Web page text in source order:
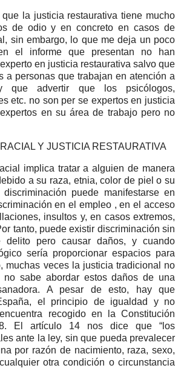
la justicia restaurativa tiene mucho
de odio y en concreto en casos de
sin embargo, lo que me deja un poco
el informe que presentan no han
en justicia restaurativa salvo que
a personas que trabajan en atención a
advertir que los psicólogos,
etc. no son per se expertos en justicia
en su área de trabajo pero no
Y JUSTICIA RESTAURATIVA
implica tratar a alguien de manera
a su raza, etnia, color de piel o su
puede manifestarse en
en el empleo , en el acceso
insultos y, en casos extremos,
tanto, puede existir discriminación sin
delito pero causar daños, y cuando
sería proporcionar espacios para
muchas veces la justicia tradicional no
no sabe abordar estos daños de una
A pesar de esto, hay que
el principio de igualdad y no
recogido en la Constitución
El artículo 14 nos dice que “los
ante la ley, sin que pueda prevalecer
por razón de nacimiento, raza, sexo,
otra condición o circunstancia